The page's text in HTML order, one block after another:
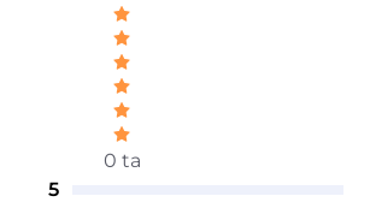
0 ta
5